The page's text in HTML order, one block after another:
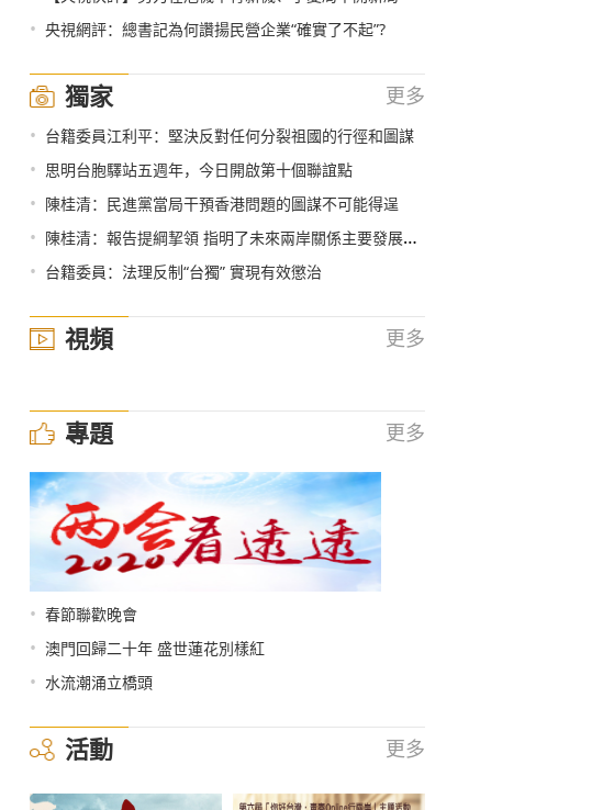
• 央視網評：總書記為何讚揚民營企業“確實了不起”?
獨家 更多
• 台籍委員江利平：堅決反對任何分裂祖國的行徑和圖謀
• 思明台胞驛站五週年，今日開啟第十個聯誼點
• 陳桂清：民進黨當局干預香港問題的圖謀不可能得逞
• 陳桂清：報告提綱挈領 指明了未來兩岸關係主要發展方向
• 台籍委員：法理反制“台獨” 實現有效懲治
視頻 更多
專題 更多
• 春節聯歡晚會
• 澳門回歸二十年 盛世蓮花別樣紅
• 水流潮涌立橋頭
活動 更多